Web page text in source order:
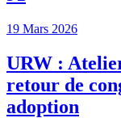
19 Mars 2026
URW :
retour de
adoption